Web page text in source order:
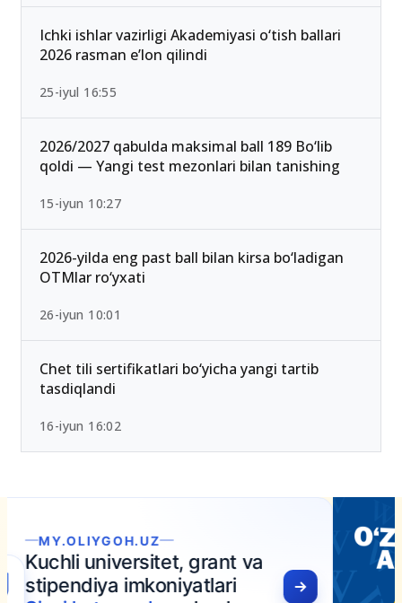
Ichki ishlar vazirligi Akademiyasi o‘tish ballari
2026 rasman e’lon qilindi
25-iyul 16:55
2026/2027 qabulda maksimal ball 189 Bo‘lib
qoldi — Yangi test mezonlari bilan tanishing
15-iyun 10:27
2026-yilda eng past ball bilan kirsa bo‘ladigan
OTMlar ro‘yxati
26-iyun 10:01
Chet tili sertifikatlari bo‘yicha yangi tartib
tasdiqlandi
16-iyun 16:02